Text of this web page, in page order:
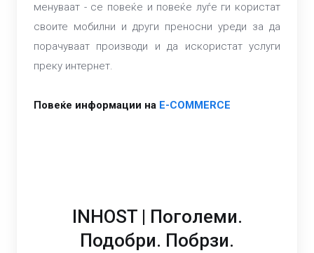
менуваат - се повеќе и повеќе луѓе ги користат
своите мобилни и други преносни уреди за да
порачуваат производи и да искористат услуги
преку интернет.
Повеќе информации на E-COMMERCE
INHOST | Поголеми.
Подобри. Побрзи.